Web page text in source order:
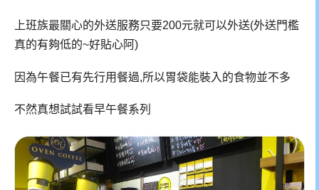
上班族最關心的外送服務只要200元就可以外送(外送門檻
真的有夠低的~好貼心阿)
因為午餐已有先行用餐過,所以胃袋能裝入的食物並不多
不然真想試試看早午餐系列